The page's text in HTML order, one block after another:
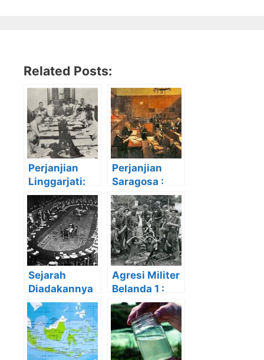
Related Posts:
Perjanjian
Linggarjati:
Latar
Belakang,
Waktu, Isi,
Tokoh dan
Dampaknya
Perjanjian
Saragosa :
Latar
Belakang,
Tujuan, Isi,
Tokoh dan
Dampaknya
Sejarah
Diadakannya
Konferensi
Meja Bundar :
Latar
Belakang, Isi,
Tujuan
Agresi Militer
Belanda 1 :
Latar
Belakang,
Awal Mula
dan
Penyelesaian